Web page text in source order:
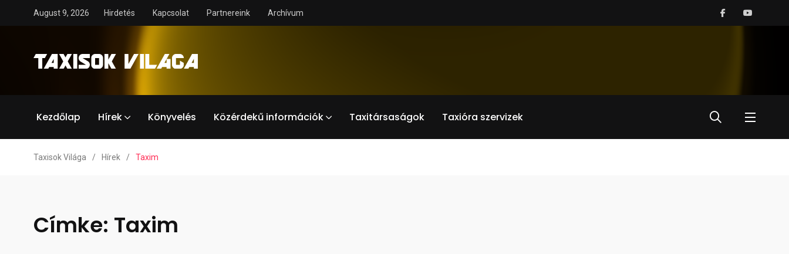
August 9, 2026 Hirdetés Kapcsolat Partnereink Archívum
Kezdőlap Hírek Könyvelés Közérdekű információk Taxitársaságok Taxióra szervizek
Taxisok Világa / Hírek / Taxim
Címke: Taxim